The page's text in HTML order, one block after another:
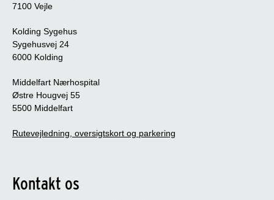
7100 Vejle
Kolding Sygehus
Sygehusvej 24
6000 Kolding
Middelfart Nærhospital
Østre Hougvej 55
5500 Middelfart
Rutevejledning, oversigtskort og parkering
Kontakt os